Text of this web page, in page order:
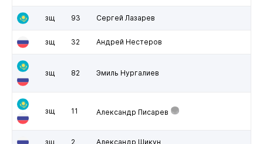
зщ 93 Сергей Лазарев
зщ 32 Андрей Нестеров
зщ 82 Эмиль Нургалиев
зщ 11 Александр Писарев
зщ 2 Александр Шикун